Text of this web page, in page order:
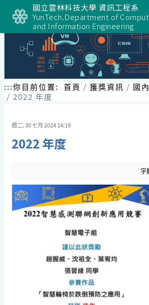
要
國立雲林科技大學 資訊工程系
YunTech.Department of
and Information Engineering
:::你目前位置: 首頁 獲獎資訊
國
2022 年度
週二, 30 七月 2024 14:19
2022 年度
字